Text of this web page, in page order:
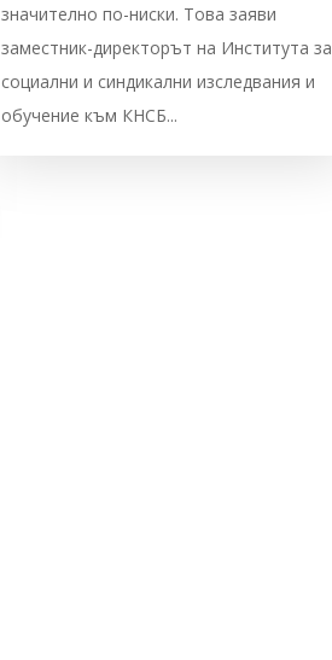
значително по-ниски. Това заяви
заместник-директорът на Института за
социални и синдикални изследвания и
обучение към КНСБ...